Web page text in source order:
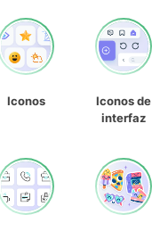
Iconos
Iconos de
interfaz